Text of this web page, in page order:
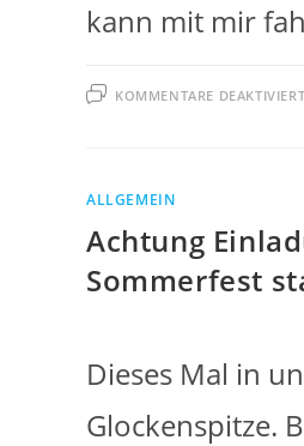
kann mit mir
KOMMENTARE DEAKTIVIERT
ALLGEMEIN
Achtung
Sommerfest
Dieses Mal in
Glockenspitze.